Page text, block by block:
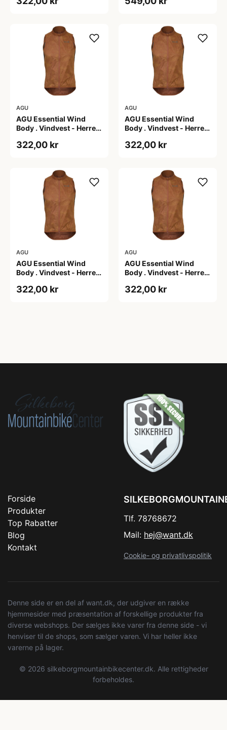
AGU
AGU Essential Wind
Body . Vindvest - Herre -
322,00 kr
AGU
AGU Essential Wind
Body . Vindvest - Herre -
322,00 kr
AGU
AGU Essential Wind
Body . Vindvest - Herre -
322,00 kr
AGU
AGU Essential Wind
Body . Vindvest - Herre -
322,00 kr
Forside
Produkter
Top Rabatter
Blog
Kontakt
Tlf. 78768672
Mail: hej@want.dk
Cookie- og privatlivspolitik
Denne side er en del af want.dk, der udgiver en række
hjemmesider med præsentation af forskellige produkter fra
diverse webshops. Der sælges ikke varer fra denne side - vi
henviser til de shops, som sælger varen. Vi har heller ikke
varerne på lager.
© 2026 silkeborgmountainbikecenter.dk. Alle rettigheder
forbeholdes.